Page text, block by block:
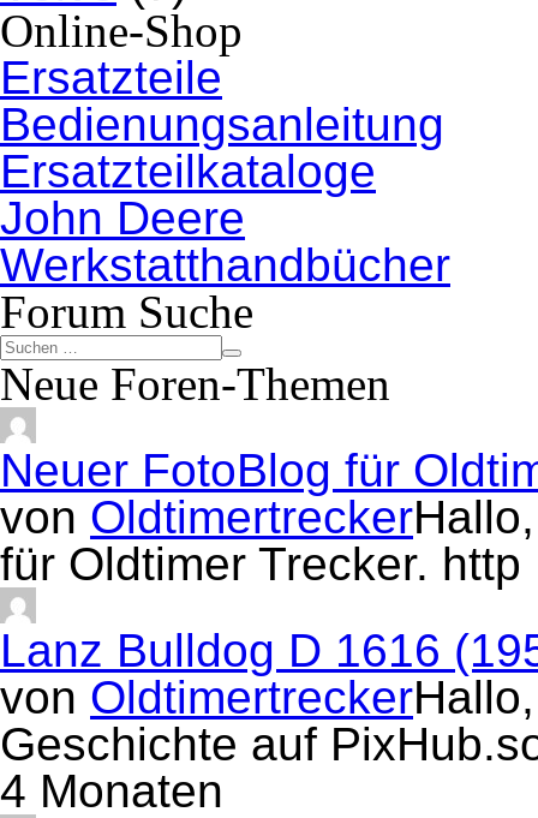
Online-Shop
Ersatzteile
Bedienungsanleitung
Ersatzteilkataloge
John Deere
Werkstatthandbücher
Forum Suche
Neue Foren-Themen
Neuer FotoBlog für
von Oldtimertrecker
für Oldtimer Trecker.
Lanz Bulldog D 1616
von Oldtimertrecker
Geschichte auf
4 Monaten